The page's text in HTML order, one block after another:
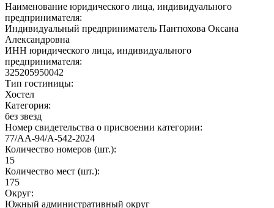
Наименование юридического лица, индивидуального
предпринимателя:
Индивидуальный предприниматель Пантюхова Оксана
Александровна
ИНН юридического лица, индивидуального
предпринимателя:
325205950042
Тип гостиницы:
Хостел
Категория:
без звезд
Номер свидетельства о присвоении категории:
77/АА-94/А-542-2024
Количество номеров (шт.):
15
Количество мест (шт.):
175
Округ:
Южный административный округ